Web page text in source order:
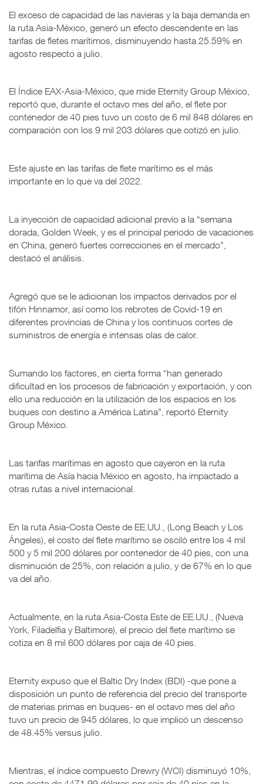
El exceso de capacidad de las navieras y la baja demanda en
la ruta Asia-México, generó un efecto descendente en las
tarifas de fletes marítimos, disminuyendo hasta 25.59% en
agosto respecto a julio.
El Índice EAX-Asia-México, que mide Eternity Group México,
reportó que, durante el octavo mes del año, el flete por
contenedor de 40 pies tuvo un costo de 6 mil 848 dólares en
comparación con los 9 mil 203 dólares que cotizó en julio.
Este ajuste en las tarifas de flete marítimo es el más
importante en lo que va del 2022.
La inyección de capacidad adicional previo a la “semana
dorada, Golden Week, y es el principal periodo de vacaciones
en China, generó fuertes correcciones en el mercado”,
destacó el análisis.
Agregó que se le adicionan los impactos derivados por el
tifón Hinnamor, así como los rebrotes de Covid-19 en
diferentes provincias de China y los continuos cortes de
suministros de energía e intensas olas de calor.
Sumando los factores, en cierta forma “han generado
dificultad en los procesos de fabricación y exportación, y con
ello una reducción en la utilización de los espacios en los
buques con destino a América Latina”, reportó Eternity
Group México.
Las tarifas marítimas en agosto que cayeron en la ruta
marítima de Asía hacia México en agosto, ha impactado a
otras rutas a nivel internacional.
En la ruta Asia-Costa Oeste de EE.UU., (Long Beach y Los
Ángeles), el costo del flete marítimo se osciló entre los 4 mil
500 y 5 mil 200 dólares por contenedor de 40 pies, con una
disminución de 25%, con relación a julio, y de 67% en lo que
va del año.
Actualmente, en la ruta Asia-Costa Este de EE.UU., (Nueva
York, Filadelfia y Baltimore), el precio del flete marítimo se
cotiza en 8 mil 600 dólares por caja de 40 pies.
Eternity expuso que el Baltic Dry Index (BDI) -que pone a
disposición un punto de referencia del precio del transporte
de materias primas en buques- en el octavo mes del año
tuvo un precio de 945 dólares, lo que implicó un descenso
de 48.45% versus julio.
Mientras, el índice compuesto Drewry (WCI) disminuyó 10%,